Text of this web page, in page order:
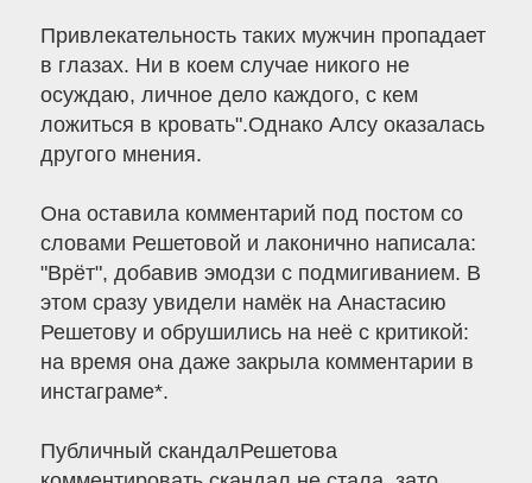
Привлекательность таких мужчин пропадает
в глазах. Ни в коем случае никого не
осуждаю, личное дело каждого, с кем
ложиться в кровать".Однако Алсу оказалась
другого мнения.
Она оставила комментарий под постом со
словами Решетовой и лаконично написала:
"Врёт", добавив эмодзи с подмигиванием. В
этом сразу увидели намёк на Анастасию
Решетову и обрушились на неё с критикой:
на время она даже закрыла комментарии в
инстаграме*.
Публичный скандалРешетова